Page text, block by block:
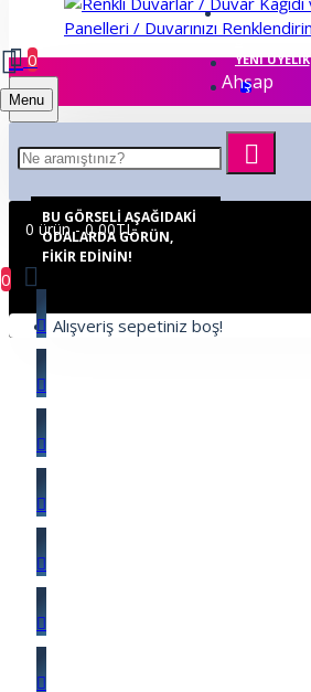
ÜYE GIRIŞI
YENI ÜYELIK
Menu
0
0 ürün - 0,00TL
0
Alışveriş sepetiniz boş!
Ahşap
BU GÖRSELI AŞAĞIDAKI
ODALARDA GÖRÜN,
FIKIR EDININ!